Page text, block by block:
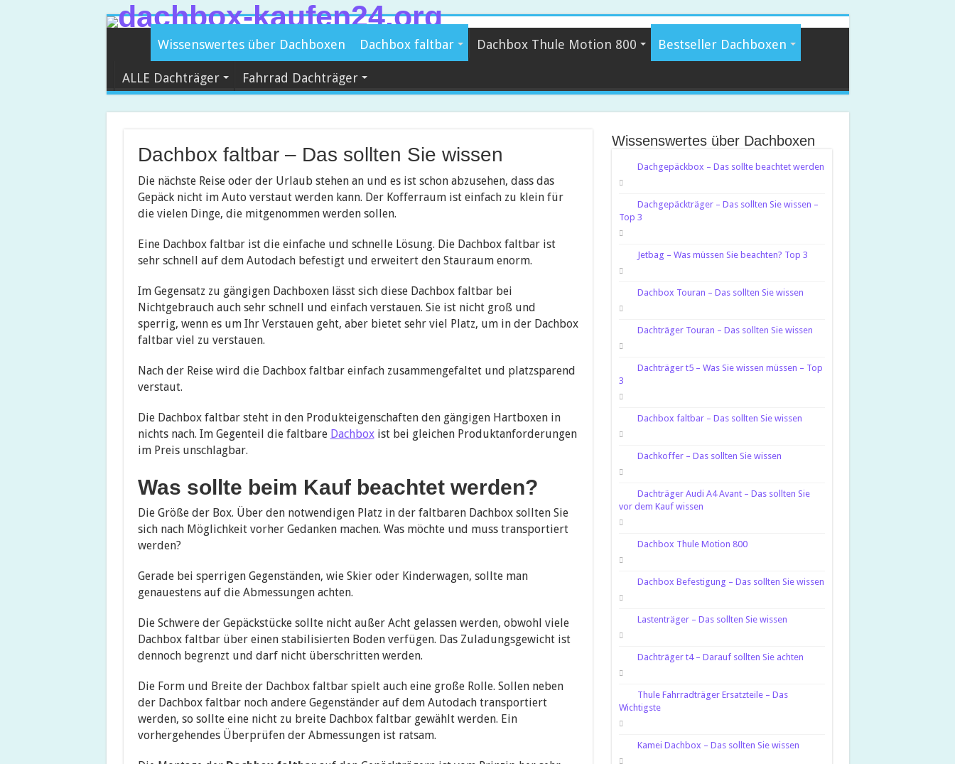
Wissenswertes über Dachboxen Dachbox faltbar Dachbox Thule Motion 800 Bestseller Dachboxen
ALLE Dachträger Fahrrad Dachträger
Dachbox faltbar – Das sollten Sie wissen
Die nächste Reise oder der Urlaub stehen an und es ist schon abzusehen, dass das
Gepäck nicht im Auto verstaut werden kann. Der Kofferraum ist einfach zu klein für
die vielen Dinge, die mitgenommen werden sollen.
Eine Dachbox faltbar ist die einfache und schnelle Lösung. Die Dachbox faltbar ist
sehr schnell auf dem Autodach befestigt und erweitert den Stauraum enorm.
Im Gegensatz zu gängigen Dachboxen lässt sich diese Dachbox faltbar bei
Nichtgebrauch auch sehr schnell und einfach verstauen. Sie ist nicht groß und
sperrig, wenn es um Ihr Verstauen geht, aber bietet sehr viel Platz, um in der Dachbox
faltbar viel zu verstauen.
Nach der Reise wird die Dachbox faltbar einfach zusammengefaltet und platzsparend
verstaut.
Die Dachbox faltbar steht in den Produkteigenschaften den gängigen Hartboxen in
nichts nach. Im Gegenteil die faltbare Dachboxist bei gleichen Produktanforderungen
im Preis unschlagbar.
Was sollte beim Kauf beachtet werden?
Die Größe der Box. Über den notwendigen Platz in der faltbaren Dachbox sollten Sie
sich nach Möglichkeit vorher Gedanken machen. Was möchte und muss transportiert
werden?
Gerade bei sperrigen Gegenständen, wie Skier oder Kinderwagen, sollte man
genauestens auf die Abmessungen achten.
Die Schwere der Gepäckstücke sollte nicht außer Acht gelassen werden, obwohl viele
Dachbox faltbar über einen stabilisierten Boden verfügen. Das Zuladungsgewicht ist
dennoch begrenzt und darf nicht überschritten werden.
Die Form und Breite der Dachbox faltbar spielt auch eine große Rolle. Sollen neben
der Dachbox faltbar noch andere Gegenständer auf dem Autodach transportiert
werden, so sollte eine nicht zu breite Dachbox faltbar gewählt werden. Ein
vorhergehendes Überprüfen der Abmessungen ist ratsam.
Wissenswertes über Dachboxen
Dachgepäckbox – Das sollte beachtet werden
Dachgepäckträger – Das sollten Sie wissen –
Top 3
Jetbag – Was müssen Sie beachten? Top 3
Dachbox Touran – Das sollten Sie wissen
Dachträger Touran – Das sollten Sie wissen
Dachträger t5 – Was Sie wissen müssen – Top
3
Dachbox faltbar – Das sollten Sie wissen
Dachkoffer – Das sollten Sie wissen
Dachträger Audi A4 Avant – Das sollten Sie
vor dem Kauf wissen
Dachbox Thule Motion 800
Dachbox Befestigung – Das sollten Sie wissen
Lastenträger – Das sollten Sie wissen
Dachträger t4 – Darauf sollten Sie achten
Thule Fahrradträger Ersatzteile – Das
Wichtigste
Kamei Dachbox – Das sollten Sie wissen